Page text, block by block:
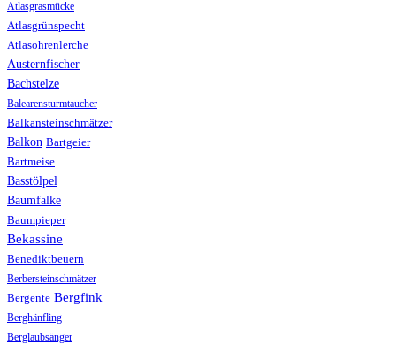
Atlasgrasmücke
Atlasgrünspecht
Atlasohrenlerche
Austernfischer
Bachstelze
Balearensturmtaucher
Balkansteinschmätzer
Balkon Bartgeier
Bartmeise
Basstölpel
Baumfalke
Baumpieper
Bekassine
Benediktbeuern
Berbersteinschmätzer
Bergente Bergfink
Berghänfling
Berglaubsänger